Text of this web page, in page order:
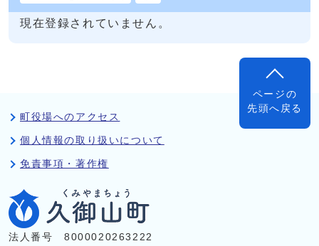
現在登録されていません。
ページの
先頭へ戻る
町役場へのアクセス
個人情報の取り扱いについて
免責事項・著作権
法人番号 8000020263222